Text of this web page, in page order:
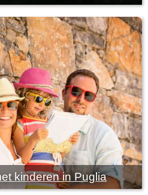
kinderen in Puglia